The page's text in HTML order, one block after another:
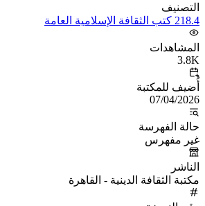
التصنيف
218.4 كتب الثقافة الإسلامية العامة
المشاهدات
3.8K
أُضيف للمكتبة
07/04/2026
حالة الفهرسة
غير مفهرس
الناشر
مكتبة الثقافة الدينية - القاهرة